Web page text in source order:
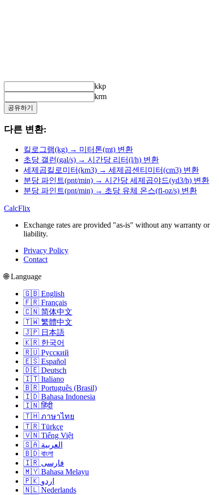
kkp
krm
공유하기
다른 변환:
킬로그램(kg) → 미터톤(mt) 변환
초당 갤런(gal/s) → 시간당 리터(l/h) 변환
세제곱킬로미터(km3) → 세제곱센티미터(cm3) 변환
분당 파인트(pnt/min) → 시간당 세제곱야드(yd3/h) 변환
분당 파인트(pnt/min) → 초당 유체 온스(fl-oz/s) 변환
CalcFlix
Exchange rates are provided "as-is" without any warranty or
liability.
Privacy Policy
Contact
🌐 Language
🇬🇧 English
🇫🇷 Français
🇨🇳 简体中文
🇹🇼 繁體中文
🇯🇵 日本語
🇰🇷 한국어
🇷🇺 Русский
🇪🇸 Español
🇩🇪 Deutsch
🇮🇹 Italiano
🇧🇷 Português (Brasil)
🇮🇩 Bahasa Indonesia
🇮🇳 हिंदी
🇹🇭 ภาษาไทย
🇹🇷 Türkçe
🇻🇳 Tiếng Việt
🇸🇦 العربية
🇧🇩 বাংলা
🇮🇷 فارسی
🇲🇾 Bahasa Melayu
🇵🇰 اردو
🇳🇱 Nederlands